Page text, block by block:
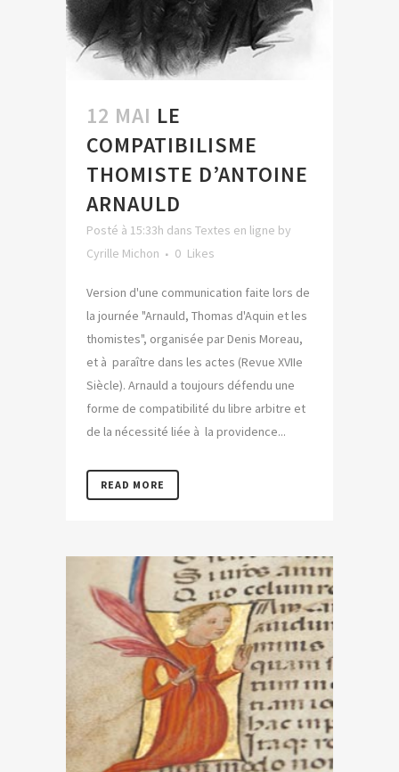
12 MAI LE
COMPATIBILISME
THOMISTE D’ANTOINE
ARNAULD
Posté à 15:33h dans Textes en ligne by
Cyrille Michon
0 Likes
Version d'une communication faite lors de
la journée "Arnauld, Thomas d'Aquin et les
thomistes", organisée par Denis Moreau,
et à paraître dans les actes (Revue XVIIe
Siècle). Arnauld a toujours défendu une
forme de compatibilité du libre arbitre et
de la nécessité liée à la providence...
READ MORE